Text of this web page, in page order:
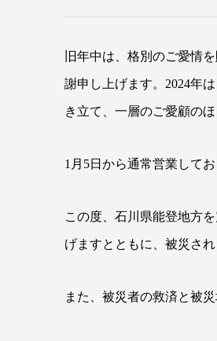
旧年中は、格別のご愛情
謝申し上げます。2024年
き立て、一層のご愛顧の
1月5日から通常営業して
この度、石川県能登地方
げますとともに、被災さ
また、被災者の救済と被